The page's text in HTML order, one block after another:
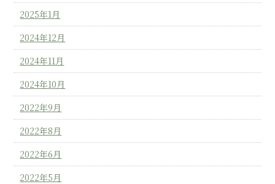
2025年1月
2024年12月
2024年11月
2024年10月
2022年9月
2022年8月
2022年6月
2022年5月